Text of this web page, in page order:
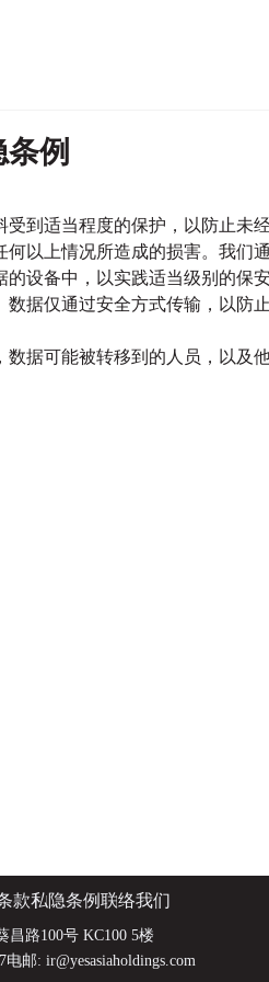
例
到适当程度的保护，以防止未
以上情况所造成的损害。我们
设备中，以实践适当级别的保
据仅通过安全方式传输，以防
据可能被转移到的人员，以及
款私隐条例联络我们
昌路100号 KC100 5楼
电邮: ir@yesasiaholdings.com